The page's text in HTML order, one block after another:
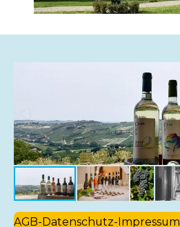
AGB-Datenschutz-Impressum